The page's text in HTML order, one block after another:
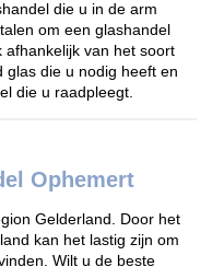
die u in de arm
om een glashandel
van het soort
glas die u nodig heeft en
die u raadpleegt.
Ophemert
Gelderland. Door het
kan het lastig zijn om
Wilt u de beste